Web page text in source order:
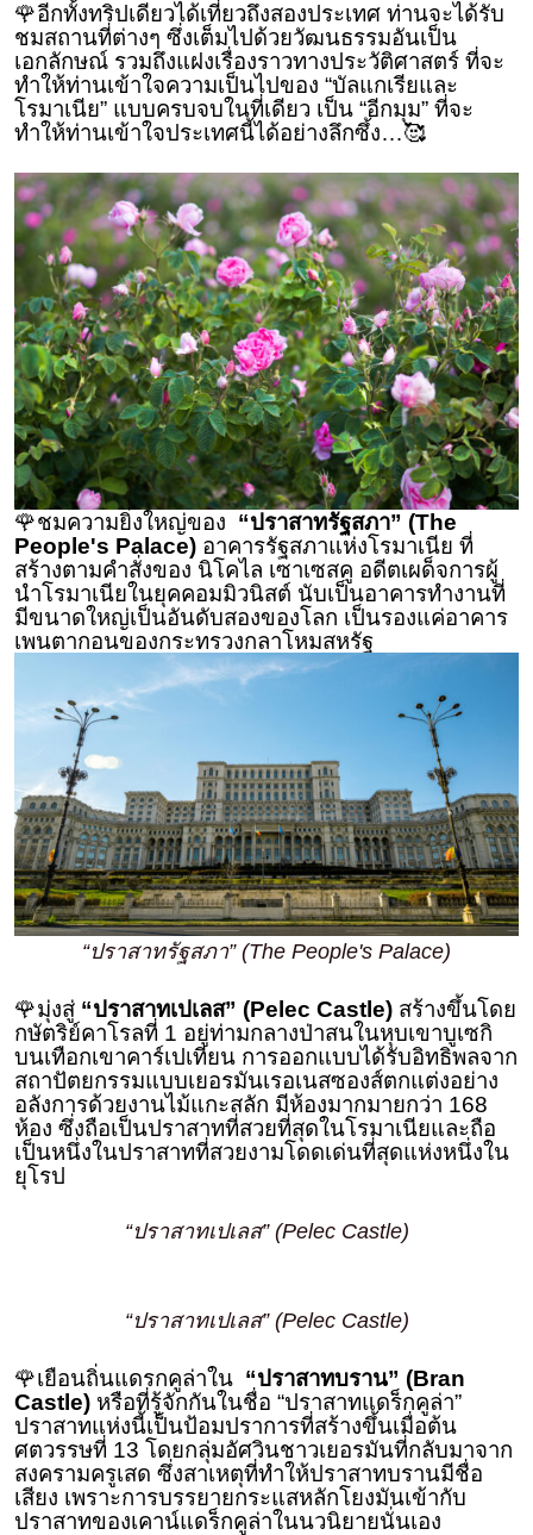
🌹อีกทั้งทริปเดียวได้เที่ยวถึงสองประเทศ ท่านจะได้รับ
ชมสถานที่ต่างๆ ซึ่งเต็มไปด้วยวัฒนธรรมอันเป็น
เอกลักษณ์ รวมถึงแฝงเรื่องราวทางประวัติศาสตร์ ที่จะ
ทำให้ท่านเข้าใจความเป็นไปของ “บัลแกเรียและ
โรมาเนีย” แบบครบจบในที่เดียว เป็น “อีกมุม” ที่จะ
ทำให้ท่านเข้าใจประเทศนี้ได้อย่างลึกซึ้ง…🥰
🌹ชมความยิ่งใหญ่ของ “ปราสาทรัฐสภา” (The
People's Palace) อาคารรัฐสภาแห่งโรมาเนีย ที่
สร้างตามคําสั่งของ นิโคไล เซาเซสคู อดีตเผด็จการผู้
นําโรมาเนียในยุคคอมมิวนิสต์ นับเป็นอาคารทำงานที่
มีขนาดใหญ่เป็นอันดับสองของโลก เป็นรองแค่อาคาร
เพนตากอนของกระทรวงกลาโหมสหรัฐ
“ปราสาทรัฐสภา” (The People's Palace)
🌹มุ่งสู่ “ปราสาทเปเลส” (Pelec Castle) สร้างขึ้นโดย
กษัตริย์คาโรลที่ 1 อยู่ท่ามกลางป่าสนในหุบเขาบูเซกิ
บนเทือกเขาคาร์เปเทียน การออกแบบได้รับอิทธิพลจาก
สถาปัตยกรรมแบบเยอรมันเรอเนสซองส์ตกแต่งอย่าง
อลังการด้วยงานไม้แกะสลัก มีห้องมากมายกว่า 168
ห้อง ซึ่งถือเป็นปราสาทที่สวยที่สุดในโรมาเนียและถือ
เป็นหนึ่งในปราสาทที่สวยงามโดดเด่นที่สุดแห่งหนึ่งใน
ยุโรป
“ปราสาทเปเลส” (Pelec Castle)
“ปราสาทเปเลส” (Pelec Castle)
🌹เยือนถิ่นแดรกคูล่าใน “ปราสาทบราน” (Bran
Castle) หรือที่รู้จักกันในชื่อ “ปราสาทแดร็กคูล่า”
ปราสาทแห่งนี้เป็นป้อมปราการที่สร้างขึ้นเมื่อต้น
ศตวรรษที่ 13 โดยกลุ่มอัศวินชาวเยอรมันที่กลับมาจาก
สงครามครูเสด ซึ่งสาเหตุที่ทำให้ปราสาทบรานมีชื่อ
เสียง เพราะการบรรยายกระแสหลักโยงมันเข้ากับ
ปราสาทของเคาน์แดร็กคูล่าในนวนิยายนั่นเอง